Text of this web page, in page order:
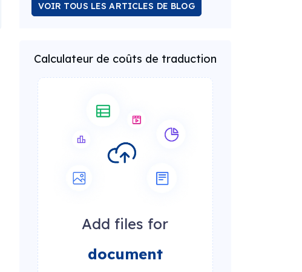
VOIR TOUS LES ARTICLES DE BLOG
Calculateur de coûts de traduction
Add files for
document